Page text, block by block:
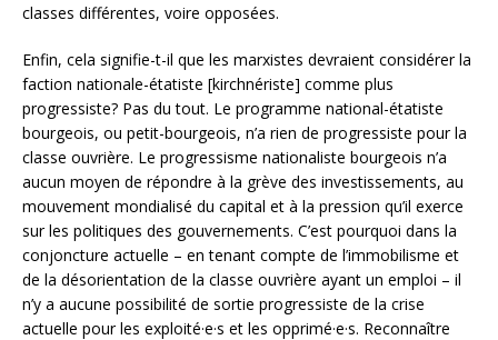
classes différentes, voire opposées.
Enfin, cela signifie-t-il que les marxistes devraient considérer la
faction nationale-étatiste [kirchnériste] comme plus
progressiste? Pas du tout. Le programme national-étatiste
bourgeois, ou petit-bourgeois, n’a rien de progressiste pour la
classe ouvrière. Le progressisme nationaliste bourgeois n’a
aucun moyen de répondre à la grève des investissements, au
mouvement mondialisé du capital et à la pression qu’il exerce
sur les politiques des gouvernements. C’est pourquoi dans la
conjoncture actuelle – en tenant compte de l’immobilisme et
de la désorientation de la classe ouvrière ayant un emploi – il
n’y a aucune possibilité de sortie progressiste de la crise
actuelle pour les exploité·e·s et les opprimé·e·s. Reconnaître